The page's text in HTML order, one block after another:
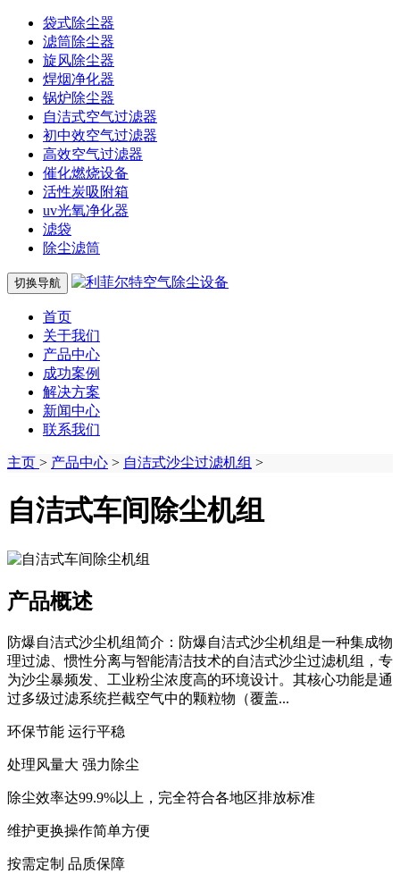
袋式除尘器
滤筒除尘器
旋风除尘器
焊烟净化器
锅炉除尘器
自洁式空气过滤器
初中效空气过滤器
高效空气过滤器
催化燃烧设备
活性炭吸附箱
uv光氧净化器
滤袋
除尘滤筒
切换导航
首页
关于我们
产品中心
成功案例
解决方案
新闻中心
联系我们
主页 > 产品中心 > 自洁式沙尘过滤机组 >
自洁式车间除尘机组
产品概述
防爆自洁式沙尘机组简介：防爆自洁式沙尘机组是一种集成物
理过滤、惯性分离与智能清洁技术的自洁式沙尘过滤机组，专
为沙尘暴频发、工业粉尘浓度高的环境设计。其核心功能是通
过多级过滤系统拦截空气中的颗粒物（覆盖...
环保节能 运行平稳
处理风量大 强力除尘
除尘效率达99.9%以上，完全符合各地区排放标准
维护更换操作简单方便
按需定制 品质保障